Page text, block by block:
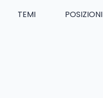
TEMI POSIZIONI